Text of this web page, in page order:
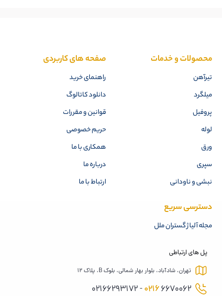
محصولات و خدمات
تیرآهن
میلگرد
پروفیل
لوله
ورق
سپری
نبشی و ناودانی
صفحه های کاربردی
راهنمای خرید
دانلود کاتالوگ
قوانین و مقررات
حریم خصوصی
همکاری با ما
درباره ما
ارتباط با ما
دسترسی سریع
مجله آلیاژ گستران ملل
پل های ارتباطی
تهران، شادآباد، بلوار بهار شمالی، بلوک B، پلاک 12
02166670062 - 02166293172